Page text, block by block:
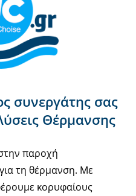
συνεργάτης σας
Θέρμανσης
παροχή
τη θέρμανση. Με
κορυφαίους